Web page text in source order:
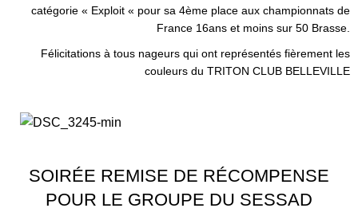
catégorie « Exploit « pour sa 4ème place aux championnats de
France 16ans et moins sur 50 Brasse.
Félicitations à tous nageurs qui ont représentés fièrement les
couleurs du TRITON CLUB BELLEVILLE
SOIRÉE REMISE DE RÉCOMPENSE
POUR LE GROUPE DU SESSAD